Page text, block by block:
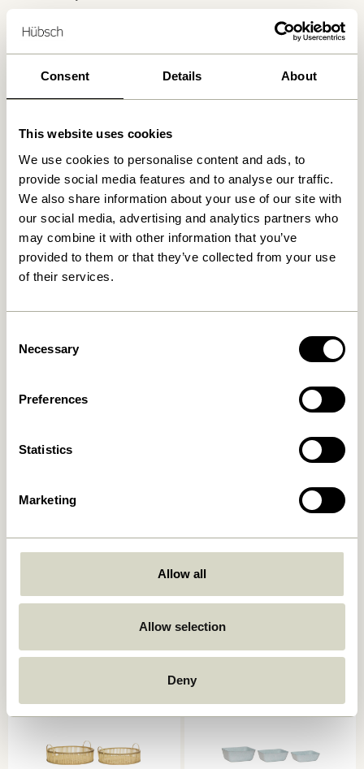
Consent Details About
This website uses cookies
We use cookies to personalise content and ads, to
provide social media features and to analyse our traffic.
We also share information about your use of our site with
our social media, advertising and analytics partners who
may combine it with other information that you’ve
provided to them or that they’ve collected from your use
of their services.
Selection
Necessary
Preferences
Statistics
Marketing
Allow all
Allow selection
Deny
Livraison gratuite à partir de499 DKK*
Produits similaires
1.249,00
Current Panier Naturel/Noir
669,00